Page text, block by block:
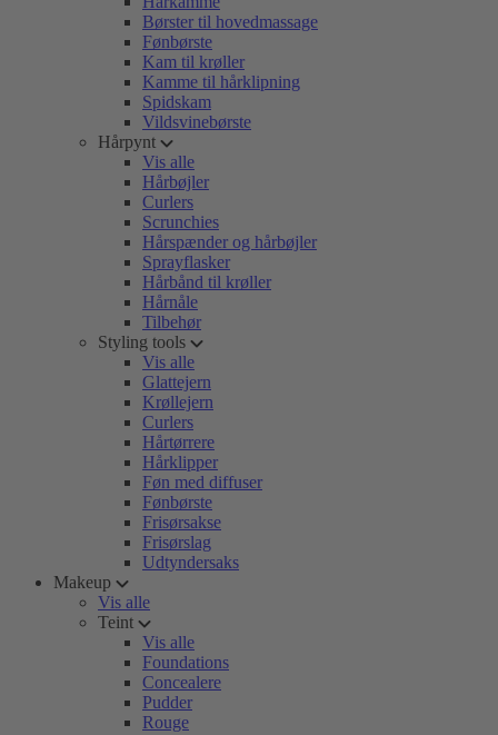
Børster til hovedmassage
Fønbørste
Kam til krøller
Kamme til hårklipning
Spidskam
Vildsvinebørste
Hårpynt
Vis alle
Hårbøjler
Curlers
Scrunchies
Hårspænder og hårbøjler
Sprayflasker
Hårbånd til krøller
Hårnåle
Tilbehør
Styling tools
Vis alle
Glattejern
Krøllejern
Curlers
Hårtørrere
Hårklipper
Føn med diffuser
Fønbørste
Frisørsakse
Frisørslag
Udtyndersaks
Makeup
Vis alle
Teint
Vis alle
Foundations
Concealere
Pudder
Rouge